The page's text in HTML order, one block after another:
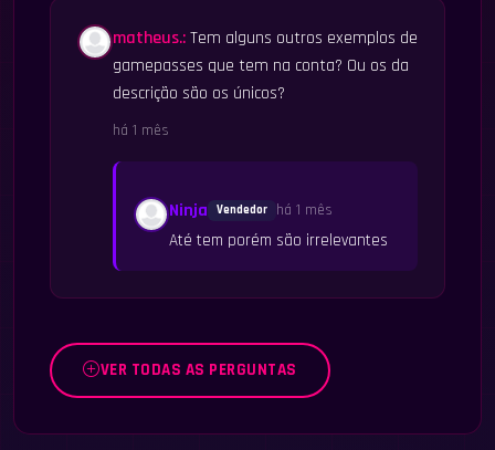
matheus.:Tem alguns outros exemplos de
gamepasses que tem na conta? Ou os da
descrição são os únicos?
há 1 mês
Ninja Vendedor há 1 mês
Até tem porém são irrelevantes
VER TODAS AS PERGUNTAS